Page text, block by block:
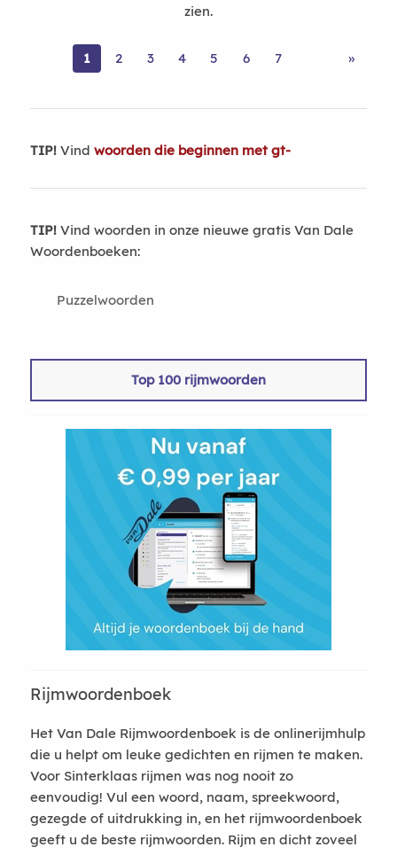
zien.
1 2 3 4 5 6 7 »
TIP!Vind woorden die beginnen met gt-
TIP!Vind woorden in onze nieuwe gratis Van Dale
Woordenboeken:
Puzzelwoorden
Top 100 rijmwoorden
Rijmwoordenboek
Het Van Dale Rijmwoordenboek is de onlinerijmhulp
die u helpt om leuke gedichten en rijmen te maken.
Voor Sinterklaas rijmen was nog nooit zo
eenvoudig! Vul een woord, naam, spreekwoord,
gezegde of uitdrukking in, en het rijmwoordenboek
geeft u de beste rijmwoorden. Rijm en dicht zoveel